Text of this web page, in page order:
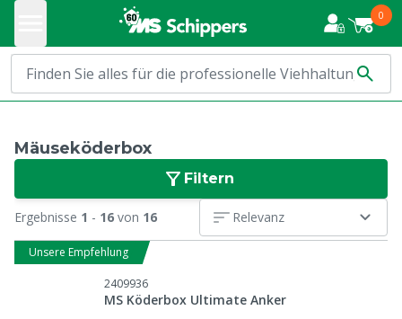
0
Mäuseköderbox
Filtern
Ergebnisse 1 - 16 von 16 Relevanz
Unsere Empfehlung
2409936
MS Köderbox Ultimate Anker